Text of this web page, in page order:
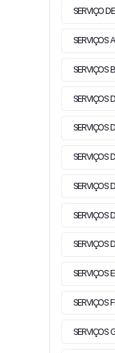
SERVIÇO
SERVIÇOS
SERVIÇOS
SERVIÇOS
SERVIÇOS
SERVIÇOS
SERVIÇOS
SERVIÇOS
SERVIÇOS
SERVIÇOS
SERVIÇOS
SERVIÇOS